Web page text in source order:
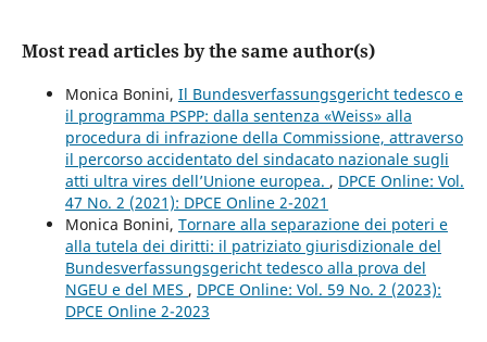
Most read articles by the same author(s)
Monica Bonini, Il Bundesverfassungsgericht tedesco e
il programma PSPP: dalla sentenza «Weiss» alla
procedura di infrazione della Commissione, attraverso
il percorso accidentato del sindacato nazionale sugli
atti ultra vires dell’Unione europea. , DPCE Online: Vol.
47 No. 2 (2021): DPCE Online 2-2021
Monica Bonini, Tornare alla separazione dei poteri e
alla tutela dei diritti: il patriziato giurisdizionale del
Bundesverfassungsgericht tedesco alla prova del
NGEU e del MES , DPCE Online: Vol. 59 No. 2 (2023):
DPCE Online 2-2023